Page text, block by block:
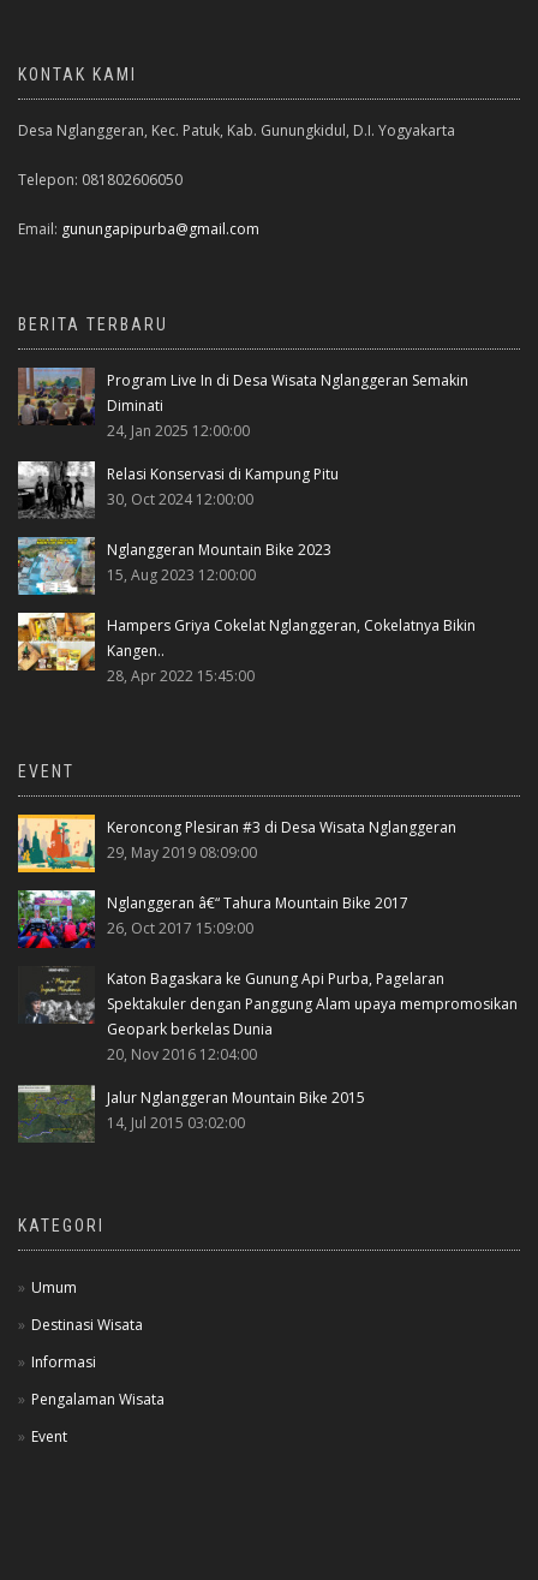
KONTAK KAMI
Desa Nglanggeran, Kec. Patuk, Kab. Gunungkidul, D.I. Yogyakarta
Telepon: 081802606050
Email: gunungapipurba@gmail.com
BERITA TERBARU
Program Live In di Desa Wisata Nglanggeran Semakin
Diminati
24, Jan 2025 12:00:00
Relasi Konservasi di Kampung Pitu
30, Oct 2024 12:00:00
Nglanggeran Mountain Bike 2023
15, Aug 2023 12:00:00
Hampers Griya Cokelat Nglanggeran, Cokelatnya Bikin
Kangen..
28, Apr 2022 15:45:00
EVENT
Keroncong Plesiran #3 di Desa Wisata Nglanggeran
29, May 2019 08:09:00
Nglanggeran â€“ Tahura Mountain Bike 2017
26, Oct 2017 15:09:00
Katon Bagaskara ke Gunung Api Purba, Pagelaran
Spektakuler dengan Panggung Alam upaya mempromosikan
Geopark berkelas Dunia
20, Nov 2016 12:04:00
Jalur Nglanggeran Mountain Bike 2015
14, Jul 2015 03:02:00
KATEGORI
Umum
Destinasi Wisata
Informasi
Pengalaman Wisata
Event